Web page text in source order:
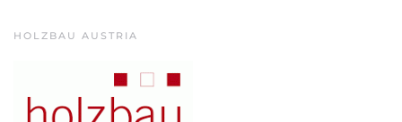
HOLZBAU AUSTRIA